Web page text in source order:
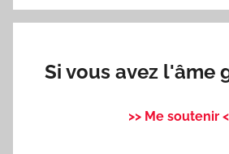
Si vous avez l'âme
>> Me soutenir